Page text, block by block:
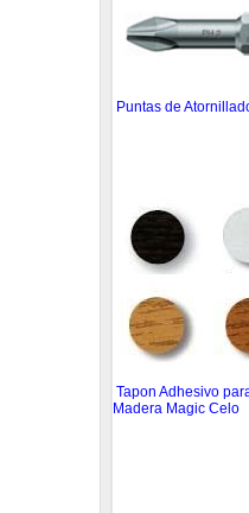
Puntas de
Tapon Adhesivo
Madera Magic Celo